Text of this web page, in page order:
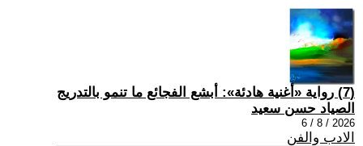
(7) رواية «أغنية هادئة»: أبشع الفجائع ما تنمو بالتدريج
الصياد حسن سعيد
2026 / 8 / 6
الادب والفن